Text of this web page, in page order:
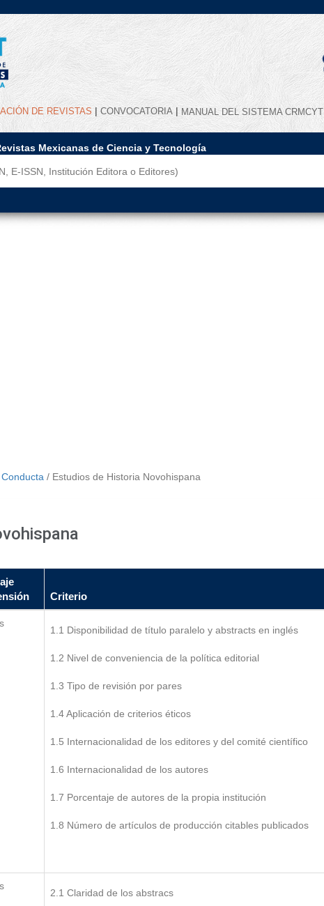
DE REVISTAS | CONVOCATORIA | MANUAL DEL SISTEMA CRMCYT
Mexicanas de Ciencia y Tecnología
/ Estudios de Historia Novohispana
Criterio
1.1 Disponibilidad de título paralelo y abstracts en inglés
1.2 Nivel de conveniencia de la política editorial
1.3 Tipo de revisión por pares
1.4 Aplicación de criterios éticos
1.5 Internacionalidad de los editores y del comité científico
1.6 Internacionalidad de los autores
1.7 Porcentaje de autores de la propia institución
1.8 Número de artículos de producción citables publicados
2.1 Claridad de los abstracs